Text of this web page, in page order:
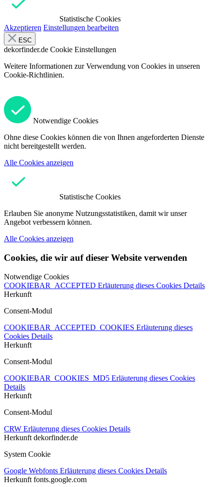
Statistische Cookies
Akzeptieren Einstellungen bearbeiten
ESC
dekorfinder.de Cookie Einstellungen
Weitere Informationen zur Verwendung von Cookies in unseren
Cookie-Richtlinien.
Notwendige Cookies
Ohne diese Cookies können die von Ihnen angeforderten Dienste
nicht bereitgestellt werden.
Alle Cookies anzeigen
Statistische Cookies
Erlauben Sie anonyme Nutzungsstatistiken, damit wir unser
Angebot verbessern können.
Alle Cookies anzeigen
Cookies, die wir auf dieser Website verwenden
Notwendige Cookies
COOKIEBAR_ACCEPTED Erläuterung dieses Cookies Details
Herkunft
Consent-Modul
COOKIEBAR_ACCEPTED_COOKIES Erläuterung dieses
Cookies Details
Herkunft
Consent-Modul
COOKIEBAR_COOKIES_MD5 Erläuterung dieses Cookies
Details
Herkunft
Consent-Modul
CRW Erläuterung dieses Cookies Details
Herkunft dekorfinder.de
System Cookie
Google Webfonts Erläuterung dieses Cookies Details
Herkunft fonts.google.com